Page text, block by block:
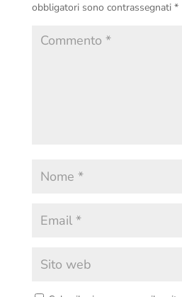
obbligatori sono contrassegnati *